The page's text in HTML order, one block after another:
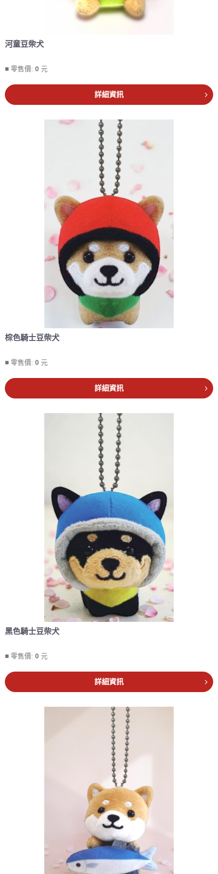
河童豆柴犬
■ 零售價: 0 元
詳細資訊
棕色騎士豆柴犬
■ 零售價: 0 元
詳細資訊
黑色騎士豆柴犬
■ 零售價: 0 元
詳細資訊